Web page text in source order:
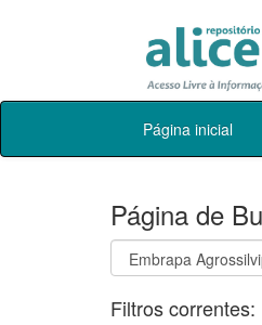
Skip
Página inicial
Página de
Filtros correntes: